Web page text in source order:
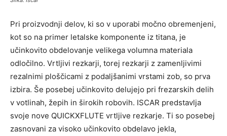
Pri proizvodnji delov, ki so v uporabi močno obremenjeni,
kot so na primer letalske komponente iz titana, je
učinkovito obdelovanje velikega volumna materiala
odločilno. Vrtljivi rezkarji, torej rezkarji z zamenljivimi
rezalnimi ploščicami z podaljšanimi vrstami zob, so prva
izbira. Še posebej učinkovito delujejo pri frezarskih delih
v votlinah, žepih in širokih robovih. ISCAR predstavlja
svoje nove QUICKXFLUTE vrtljive rezkarje. Ti so posebej
zasnovani za visoko učinkovito obdelavo jekla,